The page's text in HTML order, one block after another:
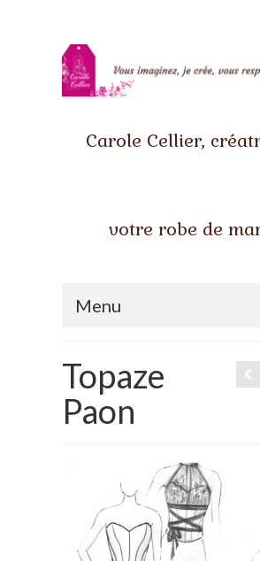
Carole Cellier,
votre robe de
Menu
Qui suis-je ?
Prestations
La mariée audacieuse
La mariée astucieuse
L’invitée intrépide
Topaze
Paon